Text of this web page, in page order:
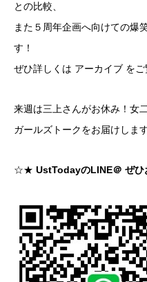
との比較、
また５周年企画へ向けての爆
す！
ぜひ詳しくは アーカイブ をご
来週は三上さんがお休み！女
ガールズトークをお届けしま
☆★ UstTodayのLINE＠ ぜひ